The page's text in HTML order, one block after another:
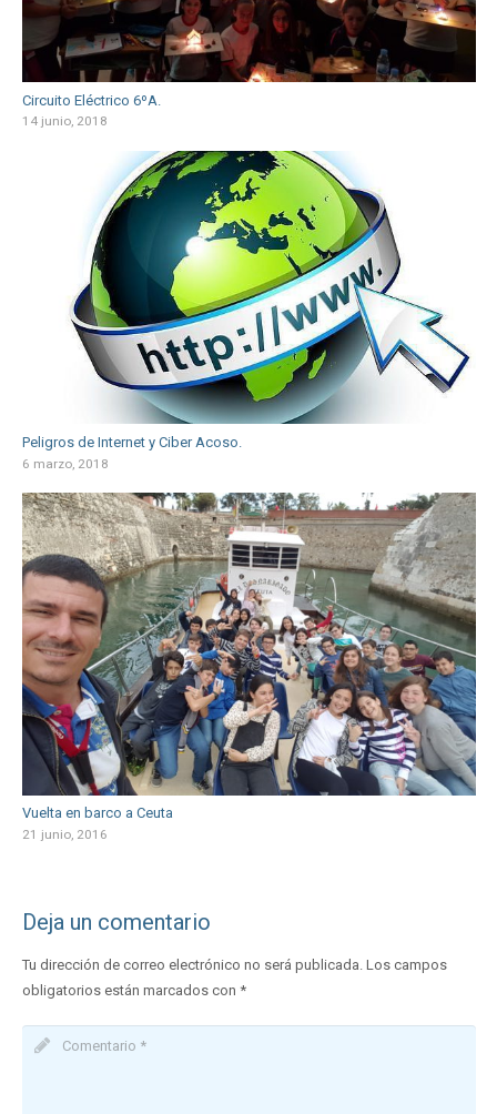
Circuito Eléctrico 6ºA.
14 junio, 2018
Peligros de Internet y Ciber Acoso.
6 marzo, 2018
Vuelta en barco a Ceuta
21 junio, 2016
Deja un comentario
Tu dirección de correo electrónico no será publicada.Los campos
obligatorios están marcados con *